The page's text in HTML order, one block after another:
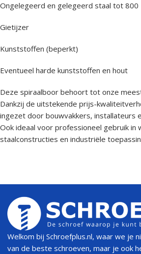
Ongelegeerd en gelegeerd staal tot 800
Gietijzer
Kunststoffen (beperkt)
Eventueel harde kunststoffen en hout
Deze spiraalboor behoort tot onze
Dankzij de uitstekende prijs-
ingezet door bouwvakkers, installateurs
Ook ideaal voor professioneel gebruik in
staalconstructies en industriële
Welkom bij Schroefplus.nl, waar we je
van de beste schroeven, maar je ook